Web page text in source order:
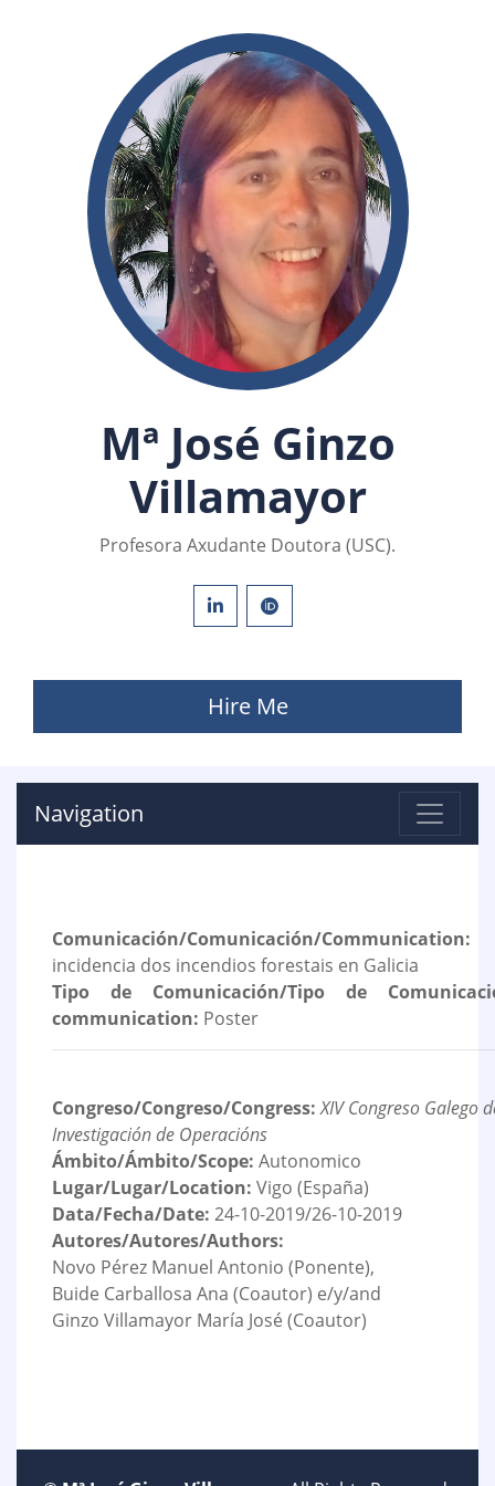
Mª José Ginzo
Villamayor
Profesora Axudante Doutora (USC).
Hire Me
Navigation
Comunicación/Comunicación/Communication:
incidencia dos incendios forestais en Galicia
Tipo de Comunicación/Tipo de
communication: Poster
Congreso/Congreso/Congress: XIV Congreso Galego
Investigación de Operacións
Ámbito/Ámbito/Scope: Autonomico
Lugar/Lugar/Location: Vigo (España)
Data/Fecha/Date: 24-10-2019/26-10-2019
Autores/Autores/Authors:
Novo Pérez Manuel Antonio (Ponente),
Buide Carballosa Ana (Coautor) e/y/and
Ginzo Villamayor María José (Coautor)